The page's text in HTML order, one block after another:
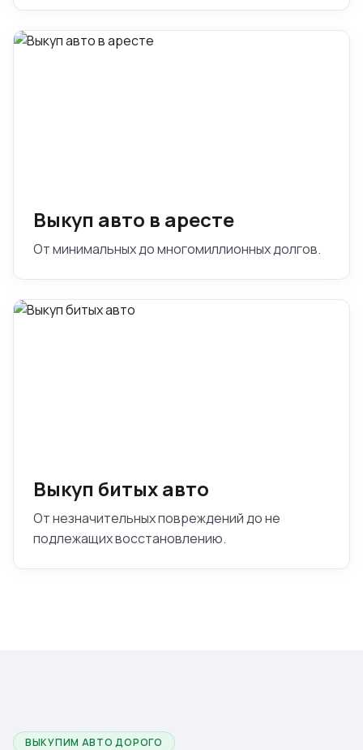
Выкуп авто в аресте
От минимальных до многомиллионных долгов.
Выкуп битых авто
От незначительных повреждений до не
подлежащих восстановлению.
ВЫКУПИМ АВТО ДОРОГО